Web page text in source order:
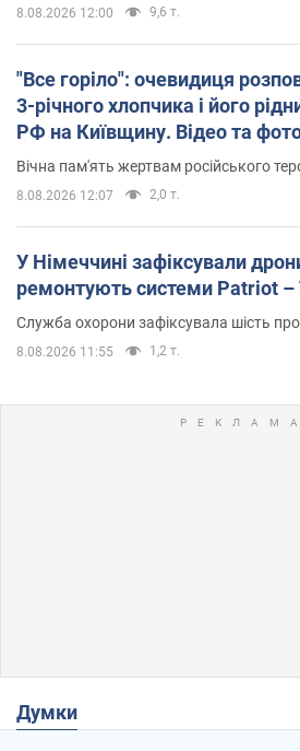
8.08.2026 12:00 9,6 т.
"Все горіло": очевидиця
3-річного хлопчика і його
РФ на Київщину. Відео та
Вічна пам'ять жертвам російського
8.08.2026 12:07 2,0 т.
У Німеччині зафіксували
ремонтують системи Patriot –
Служба охорони зафіксувала шість
8.08.2026 11:55 1,2 т.
Думки